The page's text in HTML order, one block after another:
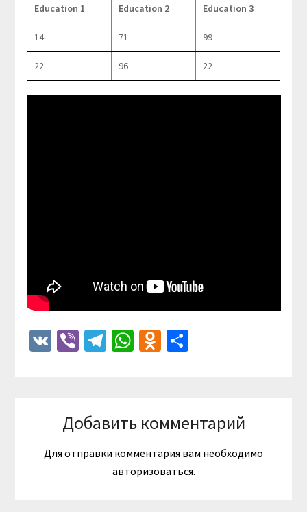
Education 1 Education 2 Education 3
14 71 99
22 96 22
VKViberTelegram
WhatsApp
Odnoklassniki
Отправить
Добавить комментарий
Для отправки комментария вам необходимо
авторизоваться.